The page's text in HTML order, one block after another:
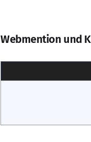
Webmention und